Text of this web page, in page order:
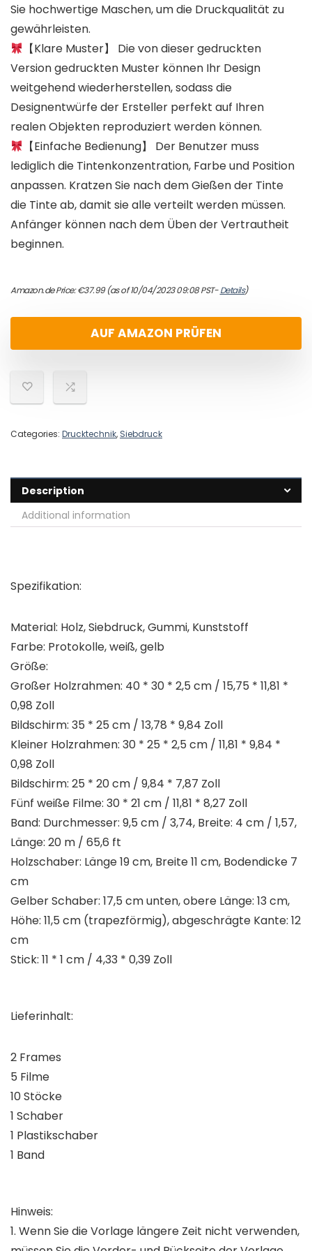
Sie hochwertige Maschen, um die Druckqualität zu
gewährleisten.
【Klare Muster】 Die von dieser gedruckten
Version gedruckten Muster können Ihr Design
weitgehend wiederherstellen, sodass die
Designentwürfe der Ersteller perfekt auf Ihren
realen Objekten reproduziert werden können.
【Einfache Bedienung】 Der Benutzer muss
lediglich die Tintenkonzentration, Farbe und Position
anpassen. Kratzen Sie nach dem Gießen der Tinte
die Tinte ab, damit sie alle verteilt werden müssen.
Anfänger können nach dem Üben der Vertrautheit
beginnen.
Amazon.de Price:€37.99(as of 10/04/2023 09:08 PST-Details)
AUF AMAZON PRÜFEN
Categories: Drucktechnik, Siebdruck
Description
Additional information
Spezifikation:
Material: Holz, Siebdruck, Gummi, Kunststoff
Farbe: Protokolle, weiß, gelb
Größe:
Großer Holzrahmen: 40 * 30 * 2,5 cm / 15,75 * 11,81 *
0,98 Zoll
Bildschirm: 35 * 25 cm / 13,78 * 9,84 Zoll
Kleiner Holzrahmen: 30 * 25 * 2,5 cm / 11,81 * 9,84 *
0,98 Zoll
Bildschirm: 25 * 20 cm / 9,84 * 7,87 Zoll
Fünf weiße Filme: 30 * 21 cm / 11,81 * 8,27 Zoll
Band: Durchmesser: 9,5 cm / 3,74, Breite: 4 cm / 1,57,
Länge: 20 m / 65,6 ft
Holzschaber: Länge 19 cm, Breite 11 cm, Bodendicke 7
cm
Gelber Schaber: 17,5 cm unten, obere Länge: 13 cm,
Höhe: 11,5 cm (trapezförmig), abgeschrägte Kante: 12
cm
Stick: 11 * 1 cm / 4,33 * 0,39 Zoll
Lieferinhalt:
2 Frames
5 Filme
10 Stöcke
1 Schaber
1 Plastikschaber
1 Band
Hinweis:
1. Wenn Sie die Vorlage längere Zeit nicht verwenden,